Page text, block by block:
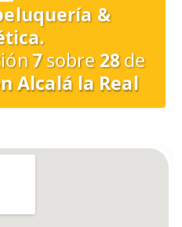
&
7sobre 28 de
Alcalá la Real